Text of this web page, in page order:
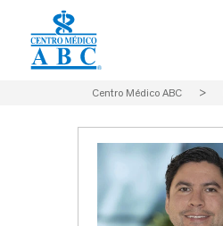
Centro Médico ABC >